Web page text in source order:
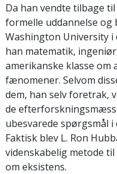
Da han vendte tilbage
formelle uddannelse og
Washington University i
han matematik,
amerikanske klasse
fænomener. Selvom
dem, han selv foretrak,
de
ubesvarede spørgsmål
Faktisk blev L. Ron
videnskabelig metode
om eksistens.